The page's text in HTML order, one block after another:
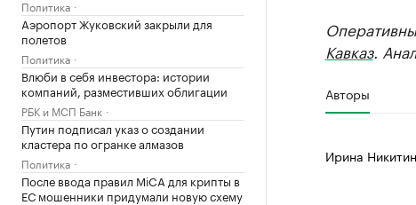
Политика
Аэропорт Жуковский закрыли для
полетов
Политика
Влюби в себя инвестора: истории
компаний, разместивших облигации
РБК и МСП Банк
Путин подписал указ о создании
кластера по огранке алмазов
Политика
После ввода правил MiCA для крипты в
ЕС мошенники придумали новую схему
Кавказ.
Авторы
Ирина